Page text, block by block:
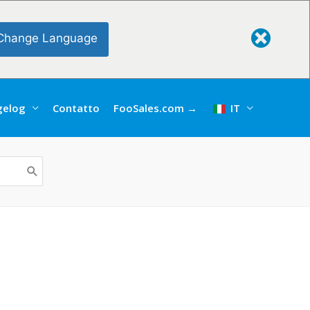
Language
Contatto FooSales.com → IT